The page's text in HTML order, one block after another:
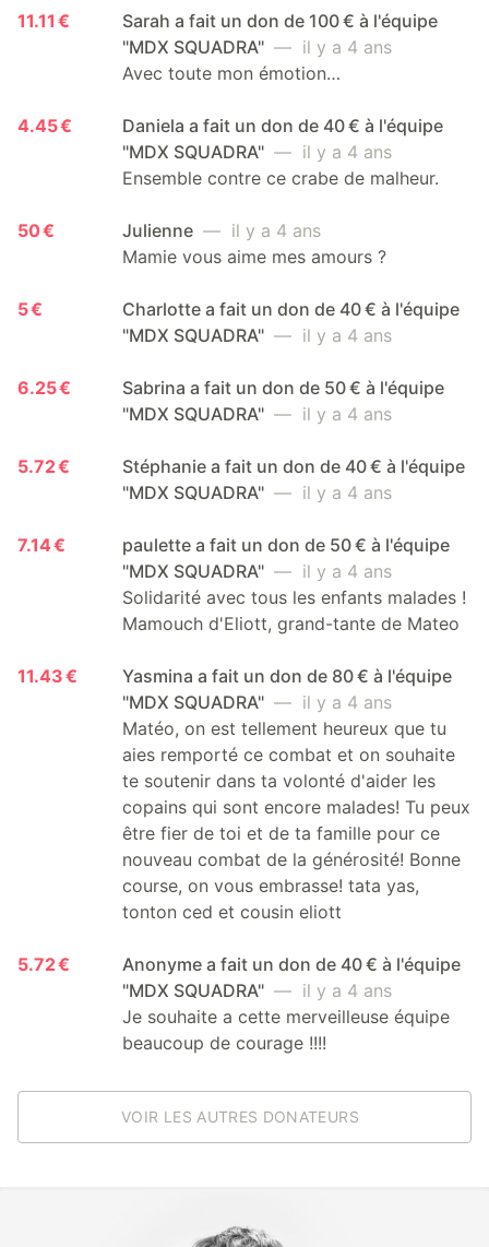
11.11 €
Sarah a fait un don de 100 € à l'équipe
"MDX SQUADRA" — il y a 4 ans
Avec toute mon émotion…
4.45 €
Daniela a fait un don de 40 € à l'équipe
"MDX SQUADRA" — il y a 4 ans
Ensemble contre ce crabe de malheur.
50 € Julienne — il y a 4 ans
Mamie vous aime mes amours ?
5 €
Charlotte a fait un don de 40 € à l'équipe
"MDX SQUADRA" — il y a 4 ans
6.25 €
Sabrina a fait un don de 50 € à l'équipe
"MDX SQUADRA" — il y a 4 ans
5.72 €
Stéphanie a fait un don de 40 € à l'équipe
"MDX SQUADRA" — il y a 4 ans
7.14 €
paulette a fait un don de 50 € à l'équipe
"MDX SQUADRA" — il y a 4 ans
Solidarité avec tous les enfants malades !
Mamouch d'Eliott, grand-tante de Mateo
11.43 €
Yasmina a fait un don de 80 € à l'équipe
"MDX SQUADRA" — il y a 4 ans
Matéo, on est tellement heureux que tu
aies remporté ce combat et on souhaite
te soutenir dans ta volonté d'aider les
copains qui sont encore malades! Tu peux
être fier de toi et de ta famille pour ce
nouveau combat de la générosité! Bonne
course, on vous embrasse! tata yas,
tonton ced et cousin eliott
5.72 €
Anonyme a fait un don de 40 € à l'équipe
"MDX SQUADRA" — il y a 4 ans
Je souhaite a cette merveilleuse équipe
beaucoup de courage !!!!
VOIR LES AUTRES DONATEURS